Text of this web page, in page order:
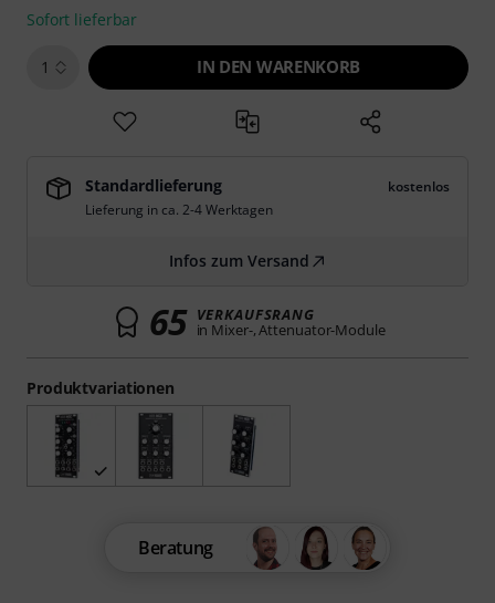
Produktvariationen
Sofort lieferbar
1 IN DEN WARENKORB
Standardlieferung
kostenlos
Lieferung in ca. 2-4 Werktagen
Infos zum Versand
65 VERKAUFSRANG
in Mixer-, Attenuator-Module
Beratung